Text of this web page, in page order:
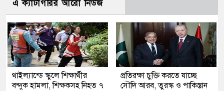
এ ক্যাটাগরির আরো নিউজ
থাইল্যান্ডে স্কুলে শিক্ষার্থীর
বন্দুক হামলা, শিক্ষকসহ নিহত ৭
প্রতিরক্ষা চুক্তি করতে যাচ্ছে
সৌদি আরব, তুরস্ক ও পাকিস্তান